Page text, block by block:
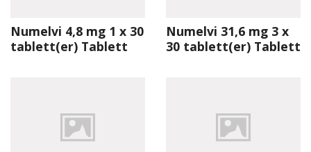
Numelvi 4,8 mg 1 x 30
tablett(er) Tablett
Numelvi 31,6 mg 3 x
30 tablett(er) Tablett